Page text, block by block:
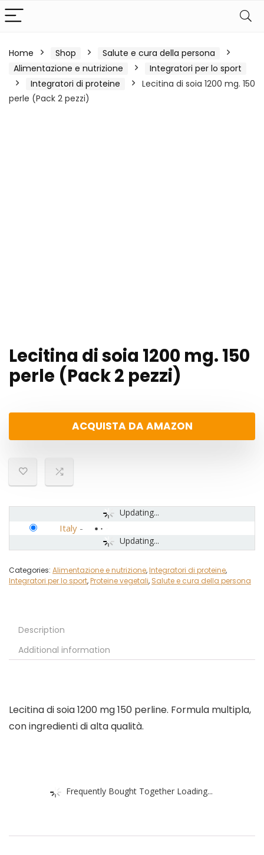
Home Shop
Salute e cura della persona
Alimentazione e nutrizione
Integratori per lo sport
Integratori di proteine
Lecitina di soia 1200 mg. 150
perle (Pack 2 pezzi)
Lecitina di soia 1200 mg. 150
perle (Pack 2 pezzi)
ACQUISTA DA AMAZON
Updating...
Updating...
Italy -
Categories: Alimentazione e nutrizione,Integratori di proteine,
Integratori per lo sport,Proteine vegetali, Salute e cura della persona
Description
Additional information
Lecitina di soia 1200 mg 150 perline. Formula multipla,
con ingredienti di alta qualità.
Frequently Bought Together Loading...